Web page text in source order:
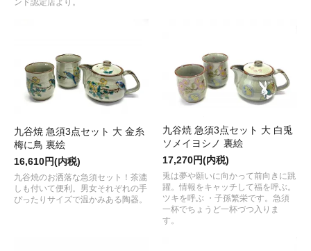
ンド認定店より。
九谷焼 急須3点セット 大 金糸
梅に鳥 裏絵
16,610円(内税)
九谷焼のお洒落な急須セット！茶漉
しも付いて便利。男女それぞれの手
ぴったりサイズで温かみある陶器。
九谷焼 急須3点セット 大 白兎
ソメイヨシノ 裏絵
17,270円(内税)
兎は夢や願いに向かって前向きに跳
躍。情報をキャッチして福を呼ぶ。
ツキを呼ぶ ・子孫繁栄です。急須
一杯でちょうど一杯づつ入りま
す。